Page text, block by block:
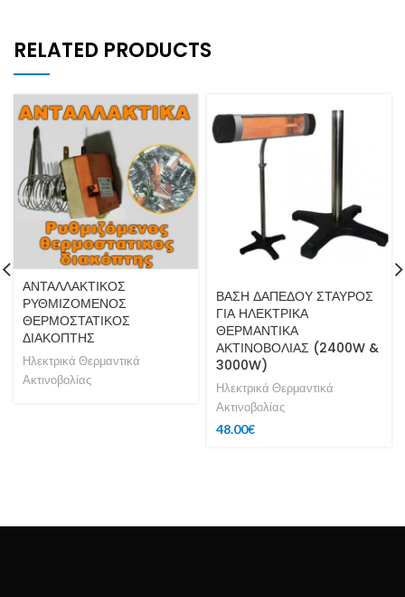
RELATED PRODUCTS
ΑΝΤΑΛΛΑΚΤΙΚΟΣ
ΡΥΘΜΙΖΟΜΕΝΟΣ
ΘΕΡΜΟΣΤΑΤΙΚΟΣ
ΔΙΑΚΟΠΤΗΣ
Ηλεκτρικά Θερμαντικά
Ακτινοβολίας
ΒΑΣΗ ΔΑΠΕΔΟΥ ΣΤΑΥΡΟΣ
ΓΙΑ ΗΛΕΚΤΡΙΚΑ
ΘΕΡΜΑΝΤΙΚΑ
ΑΚΤΙΝΟΒΟΛΙΑΣ (2400W &
3000W)
Ηλεκτρικά Θερμαντικά
Ακτινοβολίας
48.00€